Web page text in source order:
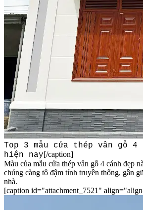
Top 3 mẫu cửa thép vân gỗ 4
hiện nay[/caption]
Màu của mẫu cửa thép vân gỗ 4 cánh đẹp
chúng càng tô đậm tính truyền thống, gần
nhà.
[caption id="attachment_7521"